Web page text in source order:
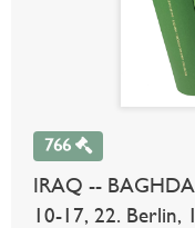
766
IRAQ --
10-17, 22. Berlin,